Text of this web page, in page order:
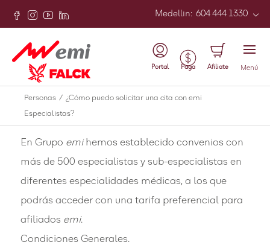
Medellin: 604 444 1330
Portal Paga Afiliate Menú
Personas / ¿Cómo puedo solicitar una cita con emi
Especialistas?
Comparte esta respuesta a través de esteenlace
¿Cómo puedo solicitar una cita
con emi Especialistas?
En Grupo emihemos establecido convenios con
más de 500 especialistas y sub-especialistas en
diferentes especialidades médicas, a los que
podrás acceder con una tarifa preferencial para
afiliados emi.
Condiciones Generales.